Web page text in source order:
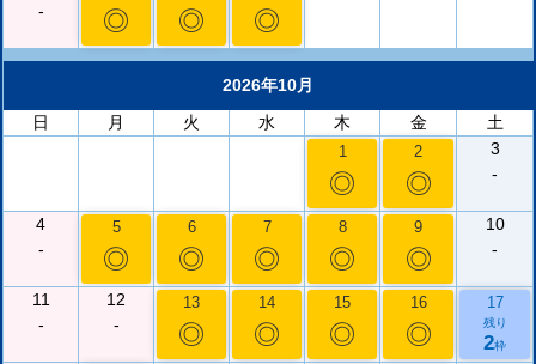
-
◎ ◎ ◎
2026年10月
日
月 火 水 木 金 土
1
◎
2
◎
3
-
4
-
5
◎
6
◎
7
◎
8
◎
9
◎
10
-
11
-
12
-
13
◎
14
◎
15
◎
16
◎
17
残り
2枠